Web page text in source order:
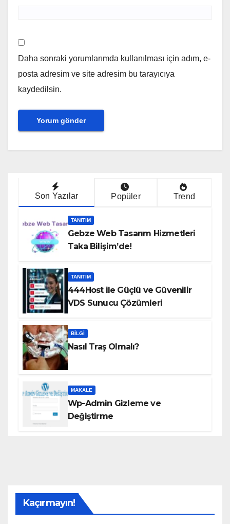
Daha sonraki yorumlarımda kullanılması için adım, e-
posta adresim ve site adresim bu tarayıcıya
kaydedilsin.
Son Yazılar Popüler Trend
TANITIM
Gebze Web Tasarım Hizmetleri
Taka Bilişim’de!
TANITIM
444Host ile Güçlü ve Güvenilir
VDS Sunucu Çözümleri
BILGI
Nasıl Traş Olmalı?
MAKALE
Wp-Admin Gizleme ve
Değiştirme
Kaçırmayın!